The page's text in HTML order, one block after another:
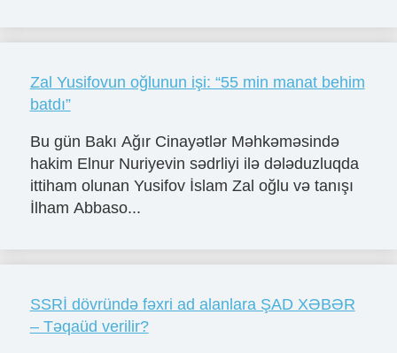
Zal Yusifovun oğlunun işi: “55 min manat behim
batdı”
Bu gün Bakı Ağır Cinayətlər Məhkəməsində
hakim Elnur Nuriyevin sədrliyi ilə dələduzluqda
ittiham olunan Yusifov İslam Zal oğlu və tanışı
İlham Abbaso...
SSRİ dövründə fəxri ad alanlara ŞAD XƏBƏR
– Təqaüd verilir?